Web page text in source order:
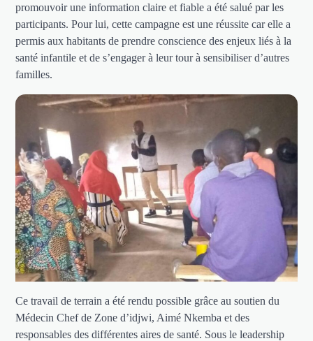
promouvoir une information claire et fiable a été salué par les
participants. Pour lui, cette campagne est une réussite car elle a
permis aux habitants de prendre conscience des enjeux liés à la
santé infantile et de s’engager à leur tour à sensibiliser d’autres
familles.
Ce travail de terrain a été rendu possible grâce au soutien du
Médecin Chef de Zone d’idjwi, Aimé Nkemba et des
responsables des différentes aires de santé. Sous le leadership